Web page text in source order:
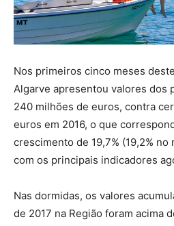
Nos primeiros cinco meses
Algarve apresentou valores dos
240 milhões de euros, contra
euros em 2016, o que
crescimento de 19,7% (19,2%
com os principais indicadores
Nas dormidas, os valores
de 2017 na Região foram acima